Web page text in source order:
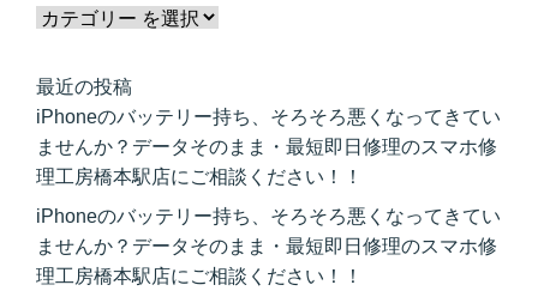
最近の投稿
iPhoneのバッテリー持ち、そろそろ悪くなってきてい
ませんか？データそのまま・最短即日修理のスマホ修
理工房橋本駅店にご相談ください！！
iPhoneのバッテリー持ち、そろそろ悪くなってきてい
ませんか？データそのまま・最短即日修理のスマホ修
理工房橋本駅店にご相談ください！！